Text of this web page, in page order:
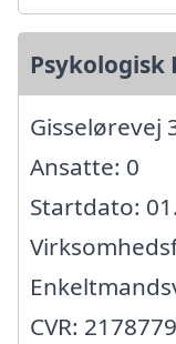
Psykologisk
Gisselørevej
Ansatte: 0
Startdato:
CVR: